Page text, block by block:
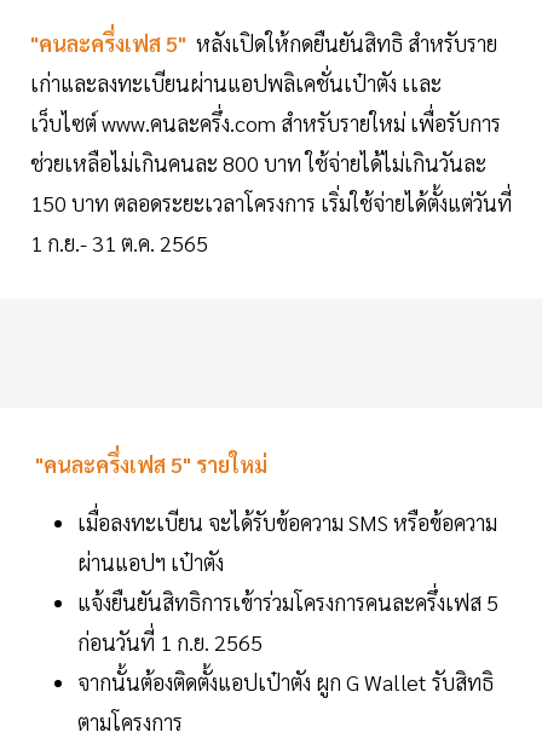
"คนละครึ่งเฟส 5" หลังเปิดให้กดยืนยันสิทธิ สำหรับราย
เก่าและลงทะเบียนผ่านแอปพลิเคชั่นเป๋าตัง เเละ
เว็บไซต์ www.คนละครึ่ง.com สำหรับรายใหม่ เพื่อรับการ
ช่วยเหลือไม่เกินคนละ 800 บาท ใช้จ่ายได้ไม่เกินวันละ
150 บาท ตลอดระยะเวลาโครงการ เริ่มใช้จ่ายได้ตั้งแต่วันที่
1 ก.ย.- 31 ต.ค. 2565
"คนละครึ่งเฟส 5" รายใหม่
เมื่อลงทะเบียน จะได้รับข้อความ SMS หรือข้อความ
ผ่านแอปฯ เป๋าตัง
แจ้งยืนยันสิทธิการเข้าร่วมโครงการคนละครึ่งเฟส 5
ก่อนวันที่ 1 ก.ย. 2565
จากนั้นต้องติดตั้งแอปเป๋าตัง ผูก G Wallet รับสิทธิ
ตามโครงการ